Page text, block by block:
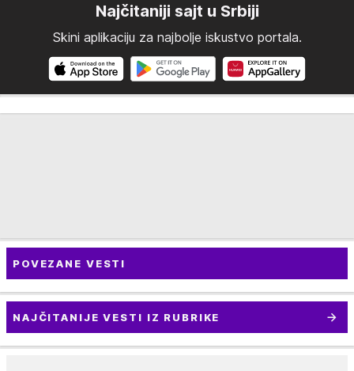
Najčitaniji sajt u Srbiji
Skini aplikaciju za najbolje iskustvo portala.
POVEZANE VESTI
NAJČITANIJE VESTI IZ RUBRIKE